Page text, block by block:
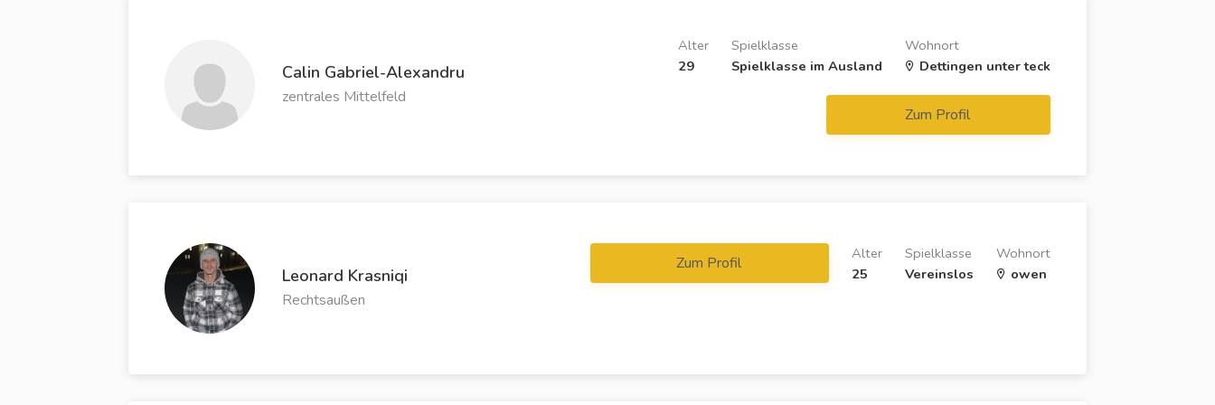
Calin Gabriel-Alexandru
zentrales Mittelfeld
Wohnort
Dettingen unter teck
Spielklasse
Spielklasse im Ausland
Alter
29
Zum Profil
Leonard Krasniqi
Rechtsaußen
Wohnort
owen
Spielklasse
Vereinslos
Alter
25
Zum Profil